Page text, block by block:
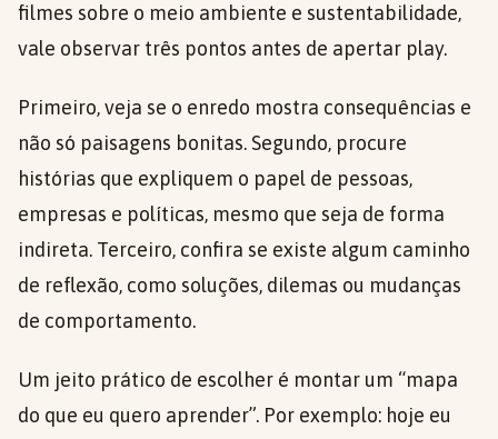
filmes sobre o meio ambiente e sustentabilidade,
vale observar três pontos antes de apertar play.
Primeiro, veja se o enredo mostra consequências e
não só paisagens bonitas. Segundo, procure
histórias que expliquem o papel de pessoas,
empresas e políticas, mesmo que seja de forma
indireta. Terceiro, confira se existe algum caminho
de reflexão, como soluções, dilemas ou mudanças
de comportamento.
Um jeito prático de escolher é montar um “mapa
do que eu quero aprender”. Por exemplo: hoje eu